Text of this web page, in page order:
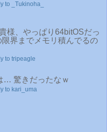
to _Tukinoha_
様、やっぱり64bitOSだっ
界までメモリ積んでるの
to tripeagle
… 驚きだったなｗ
to kari_uma